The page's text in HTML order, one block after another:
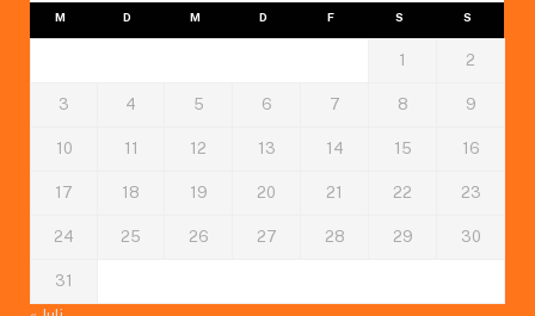
M D M D F S S
1 2
3 4 5 6 7 8 9
10 11 12 13 14 15 16
17 18 19 20 21 22 23
24 25 26 27 28 29 30
31